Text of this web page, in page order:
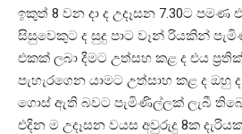
ඉකුත් 8 වන දා ද උදෑසන 7.30ට
සිසුවෙකුට ද සුදු පාට වෑන් රියකින්
එකක් ලබා දීමට උත්සහ කළ ද එය
පැහැරගෙන යාමට උත්සාහ කළ ද ඔහු
ගොස් ඇති බවට පැමිණිල්ලක් ලැබී
එදින ම උදෑසන වයස අවුරුදු 8ක